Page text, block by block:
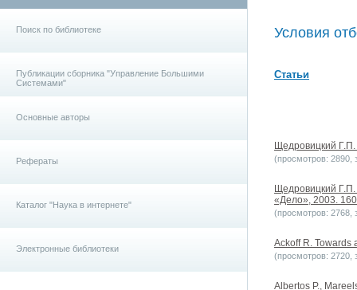
Поиск по библиотеке
Публикации сборника "Управление Большими
Системами"
Основные авторы
Рефераты
Каталог "Наука в интернете"
Электронные библиотеки
Условия
Статьи
Щедровицкий
(просмотров: 2890,
Щедровицкий Г.П.
«Дело», 2003.
(просмотров: 2768,
Ackoff R. Towards
(просмотров: 2720,
Albertos P.,